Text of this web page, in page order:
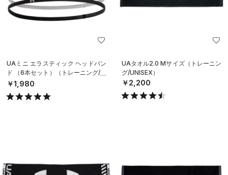
UAミニ エラスティック ヘッドバン
ド （6本セット）（トレーニング/W
OMEN）
￥1,980
UAタオル2.0 Mサイズ（トレーニン
グ/UNISEX）
￥2,200